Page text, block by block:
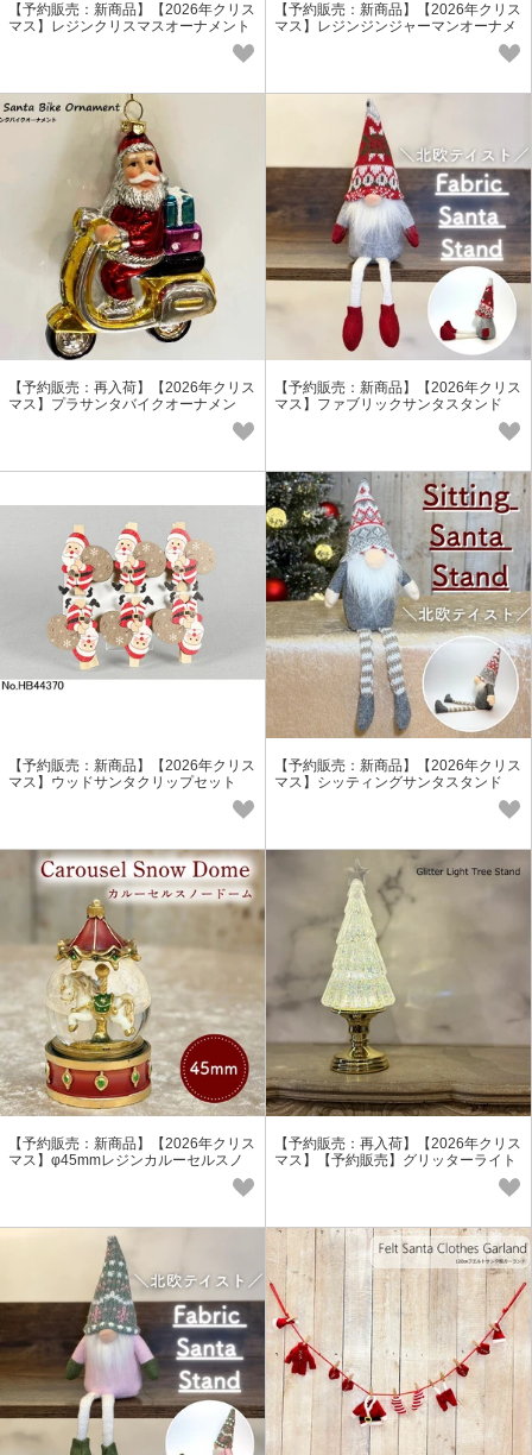
【予約販売：新商品】【2026年クリス
マス】レジンクリスマスオーナメント
【予約販売：新商品】【2026年クリス
マス】レジンジンジャーマンオーナメ
【予約販売：再入荷】【2026年クリス
マス】プラサンタバイクオーナメン
【予約販売：新商品】【2026年クリス
マス】ファブリックサンタスタンド
【予約販売：新商品】【2026年クリス
マス】ウッドサンタクリップセット
【予約販売：新商品】【2026年クリス
マス】シッティングサンタスタンド
【予約販売：新商品】【2026年クリス
マス】φ45mmレジンカルーセルスノ
【予約販売：再入荷】【2026年クリス
マス】【予約販売】グリッターライト